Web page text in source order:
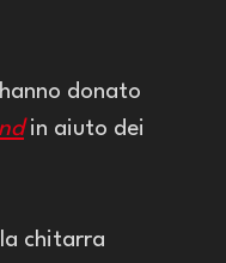
hanno donato
in aiuto dei
chitarra